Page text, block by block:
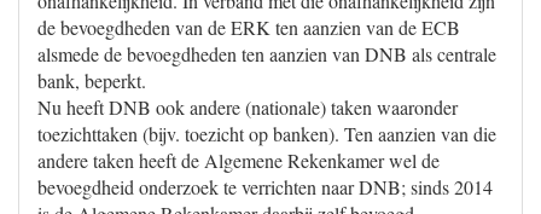
de bevoegdheden van de ERK ten aanzien van de ECB
alsmede de bevoegdheden ten aanzien van DNB als centrale
bank, beperkt.
Nu heeft DNB ook andere (nationale) taken waaronder
toezichttaken (bijv. toezicht op banken). Ten aanzien van die
andere taken heeft de Algemene Rekenkamer wel de
bevoegdheid onderzoek te verrichten naar DNB; sinds 2014